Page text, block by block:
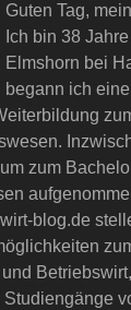
Guten Tag,
Ich bin 38
Elmshorn bei
begann ich
zum
blog.de